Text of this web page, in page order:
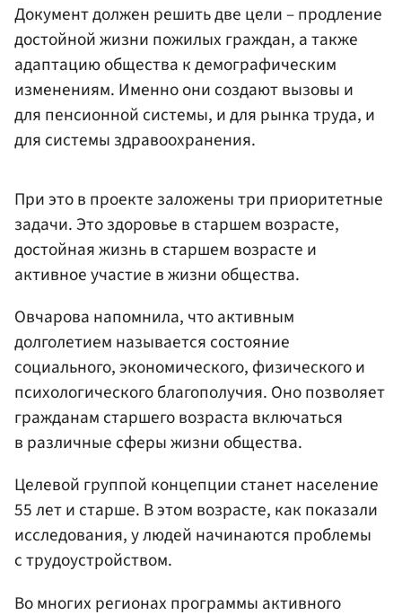
Документ должен решить две цели – продление
достойной жизни пожилых граждан, а также
адаптацию общества к демографическим
изменениям. Именно они создают вызовы и
для пенсионной системы, и для рынка труда, и
для системы здравоохранения.
При это в проекте заложены три приоритетные
задачи. Это здоровье в старшем возрасте,
достойная жизнь в старшем возрасте и
активное участие в жизни общества.
Овчарова напомнила, что активным
долголетием называется состояние
социального, экономического, физического и
психологического благополучия. Оно позволяет
гражданам старшего возраста включаться
в различные сферы жизни общества.
Целевой группой концепции станет население
55 лет и старше. В этом возрасте, как показали
исследования, у людей начинаются проблемы
с трудоустройством.
Во многих регионах программы активного